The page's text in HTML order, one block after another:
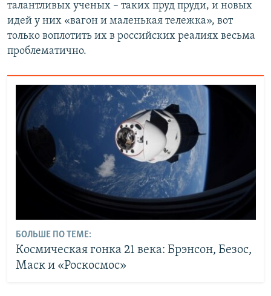
талантливых ученых – таких пруд пруди, и новых
идей у них «вагон и маленькая тележка», вот
только воплотить их в российских реалиях весьма
проблематично.
БОЛЬШЕ ПО ТЕМЕ:
Космическая гонка 21 века: Брэнсон, Безос,
Маск и «Роскосмос»